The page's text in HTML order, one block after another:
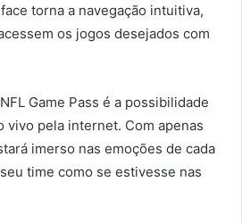
torna a navegação intuitiva,
os jogos desejados com
Game Pass é a possibilidade
vivo pela internet. Com apenas
imerso nas emoções de cada
time como se estivesse nas